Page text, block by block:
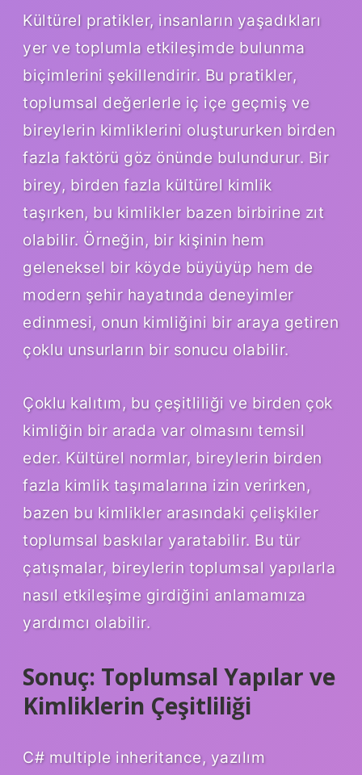
Kültürel pratikler, insanların yaşadıkları
yer ve toplumla etkileşimde bulunma
biçimlerini şekillendirir. Bu pratikler,
toplumsal değerlerle iç içe geçmiş ve
bireylerin kimliklerini oluştururken birden
fazla faktörü göz önünde bulundurur. Bir
birey, birden fazla kültürel kimlik
taşırken, bu kimlikler bazen birbirine zıt
olabilir. Örneğin, bir kişinin hem
geleneksel bir köyde büyüyüp hem de
modern şehir hayatında deneyimler
edinmesi, onun kimliğini bir araya getiren
çoklu unsurların bir sonucu olabilir.
Çoklu kalıtım, bu çeşitliliği ve birden çok
kimliğin bir arada var olmasını temsil
eder. Kültürel normlar, bireylerin birden
fazla kimlik taşımalarına izin verirken,
bazen bu kimlikler arasındaki çelişkiler
toplumsal baskılar yaratabilir. Bu tür
çatışmalar, bireylerin toplumsal yapılarla
nasıl etkileşime girdiğini anlamamıza
yardımcı olabilir.
Sonuç: Toplumsal Yapılar ve
Kimliklerin Çeşitliliği
C# multiple inheritance, yazılım